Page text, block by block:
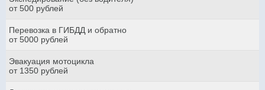
от 500 рублей
Перевозка в ГИБДД и обратно
от 5000 рублей
Эвакуация мотоцикла
от 1350 рублей